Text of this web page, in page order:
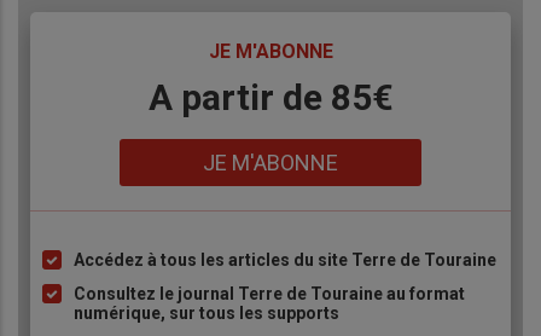
JE M'ABONNE
A partir de 85€
JE M'ABONNE
Liste
à
puce
Accédez à tous les articles du site Terre de Touraine
Consultez le journal Terre de Touraine au format
numérique, sur tous les supports